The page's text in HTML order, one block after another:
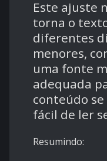
Este ajuste
torna o
diferentes
menores,
uma fonte
adequada
conteúdo
fácil de ler
Resumindo: